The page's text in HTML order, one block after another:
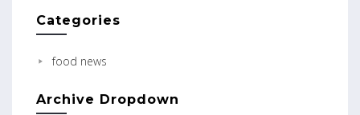
Categories
food news
Archive Dropdown